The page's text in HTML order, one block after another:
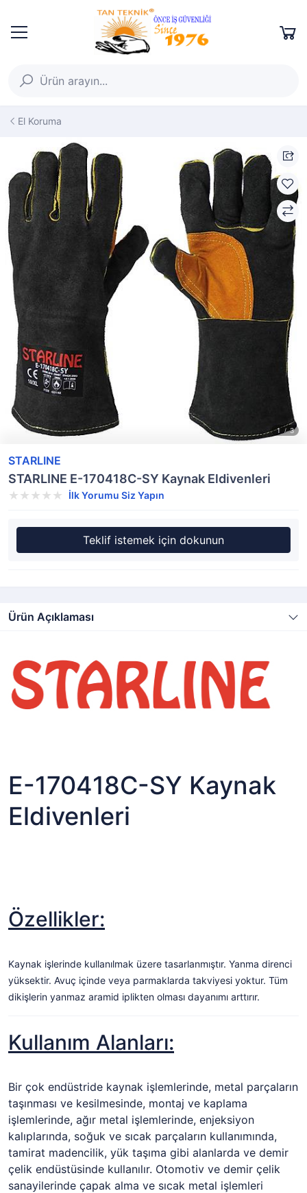
El Koruma
STARLINE
STARLINE E-170418C-SY Kaynak Eldivenleri
İlk Yorumu Siz Yapın
Teklif istemek için dokunun
Ürün Açıklaması
E-170418C-SY Kaynak
Eldivenleri
Özellikler:
Kaynak işlerinde kullanılmak üzere tasarlanmıştır. Yanma direnci
yüksektir. Avuç içinde veya parmaklarda takviyesi yoktur. Tüm
dikişlerin yanmaz aramid iplikten olması dayanımı arttırır.
Kullanım Alanları:
Bir çok endüstride kaynak işlemlerinde, metal parçaların
taşınması ve kesilmesinde, montaj ve kaplama
işlemlerinde, ağır metal işlemlerinde, enjeksiyon
kalıplarında, soğuk ve sıcak parçaların kullanımında,
tamirat madencilik, yük taşıma gibi alanlarda ve demir
çelik endüstüsinde kullanılır. Otomotiv ve demir çelik
sanayilerinde çapak alma ve sıcak metal işlemleri